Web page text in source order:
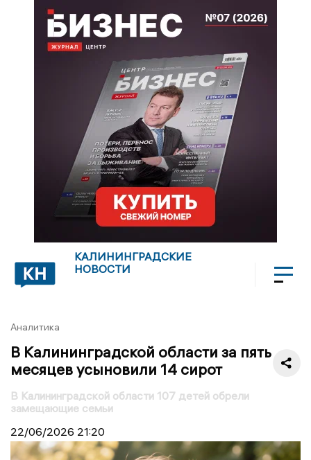
КАЛИНИНГРАДСКИЕ
НОВОСТИ
Аналитика
В Калининградской области за пять
месяцев усыновили 14 сирот
В Калининградской области 107 детей обрели
замещающие семьи
22/06/2026 21:20